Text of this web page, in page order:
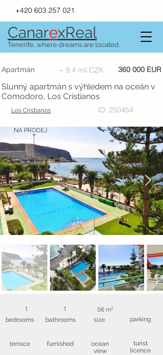
+420 603 257 021
CanarexReal
Tenerife, where dreams are located.
Apartmán ~ 9.4 mil CZK 360 000 EUR
Slunný apartmán s výhledem na oceán v
Comodoro, Los Cristianos
Los Cristianos ID: 250454
NA PRODEJ
1
bedrooms
1
bathrooms
56 m²
size
terrace furnished
ocean
view
parking
turist
licence